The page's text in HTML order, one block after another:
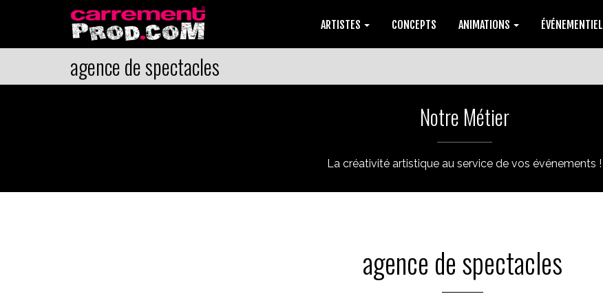
ARTISTES CONCEPTS ANIMATIONS ÉVÉNEMENTIEL
agence de spectacles
Notre Métier
La créativité artistique au service de vos événements !
agence de spectacles